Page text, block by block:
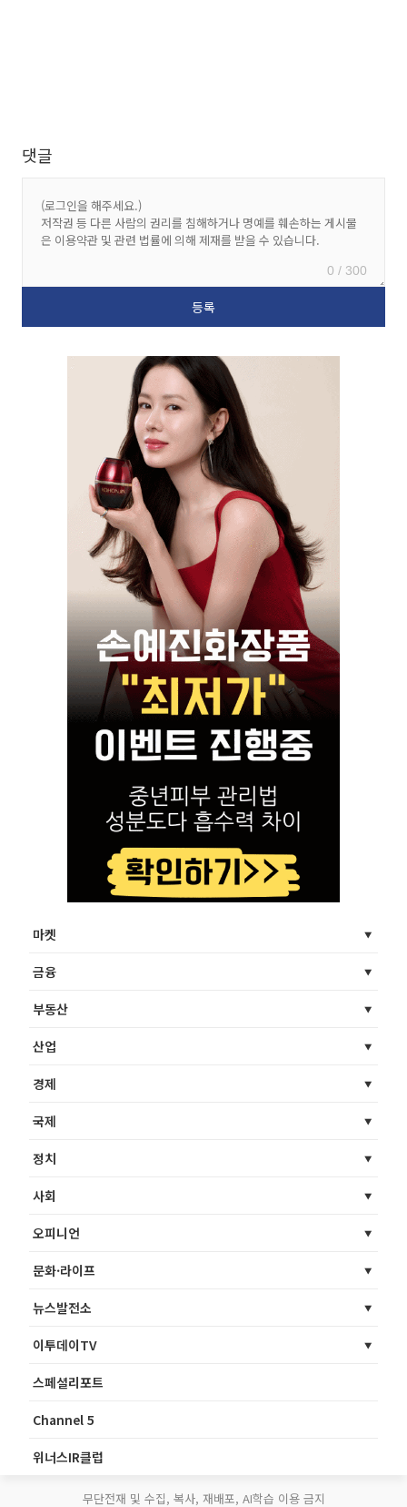
댓글
0 / 300
마켓
금융
부동산
산업
경제
국제
정치
사회
오피니언
문화·라이프
뉴스발전소
이투데이TV
스페셜리포트
Channel 5
위너스IR클럽
무단전재 및 수집, 복사, 재배포, AI학습 이용 금지